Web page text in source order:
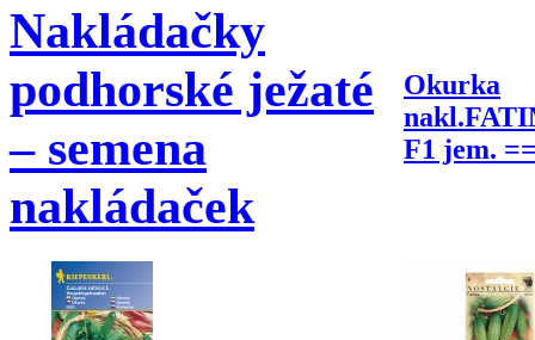
Nakládačky
podhorské ježaté
– semena
nakládaček
Okurka
F1 jem.